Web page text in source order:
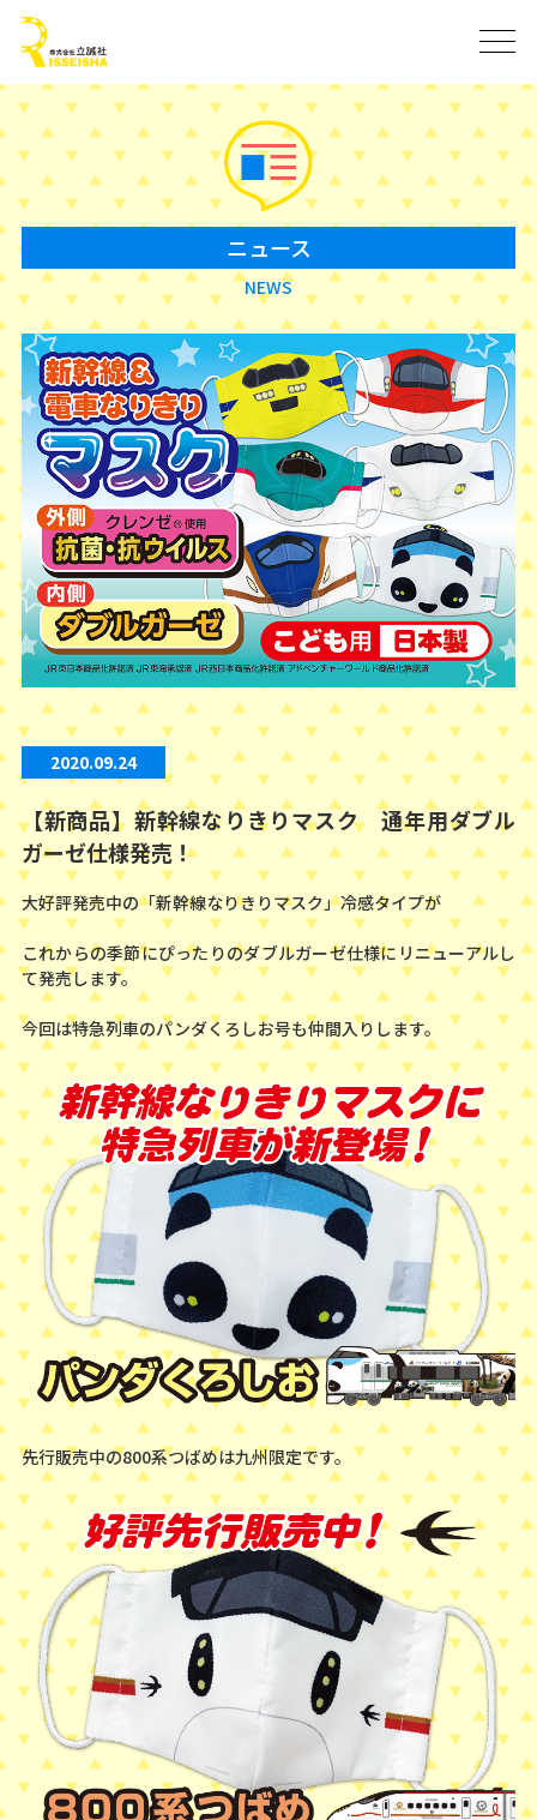
ニュース
NEWS
2020.09.24
【新商品】新幹線なりきりマスク 通年用ダブル
ガーゼ仕様発売！
大好評発売中の「新幹線なりきりマスク」冷感タイプが
これからの季節にぴったりのダブルガーゼ仕様にリニューアルし
て発売します。
今回は特急列車のパンダくろしお号も仲間入りします。
先行販売中の800系つばめは九州限定です。